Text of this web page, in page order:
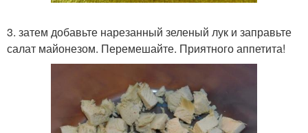
3. затем добавьте нарезанный зеленый лук и заправьте
салат майонезом. Перемешайте. Приятного аппетита!